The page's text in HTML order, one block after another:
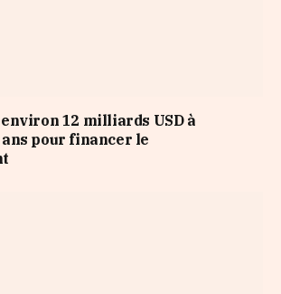
12 milliards USD à
pour financer le